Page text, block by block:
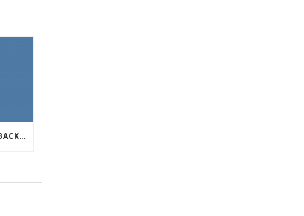
MOSTBET CASHBACK: HANGI OYUNLAR SIZI DAHA ÇOX QAZANA BILƏR?